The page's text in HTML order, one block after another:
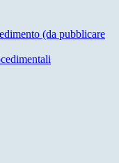
(da pubblicare